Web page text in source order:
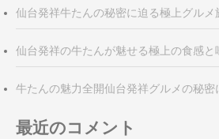
仙台発祥牛たんの秘密に迫る極上グルメ
仙台発祥の牛たんが魅せる極上の食感と
牛たんの魅力全開仙台発祥グルメの秘密
最近のコメント